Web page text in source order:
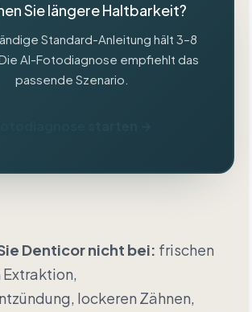
Sie längere Haltbarkeit?
Standard-Anleitung hält 3–8
AI-Fotodiagnose empfiehlt das
passende Szenario.
Denticor nicht bei: frischen
Extraktion,
lockeren Zähnen,